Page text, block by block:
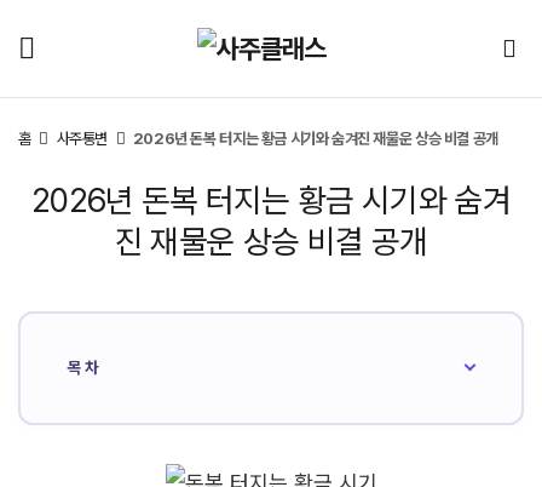
홈 사주통변 2026년 돈복 터지는 황금 시기와 숨겨진 재물운 상승 비결 공개
2026년 돈복 터지는 황금 시기와 숨겨
진 재물운 상승 비결 공개
목차